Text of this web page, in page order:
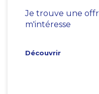
Je trouve une
m'intéresse
Découvrir